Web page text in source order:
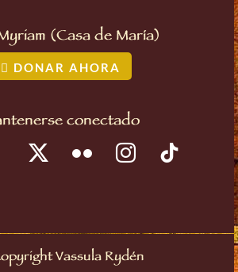
(Casa de María)
DONAR AHORA
conectado
Vassula Rydén